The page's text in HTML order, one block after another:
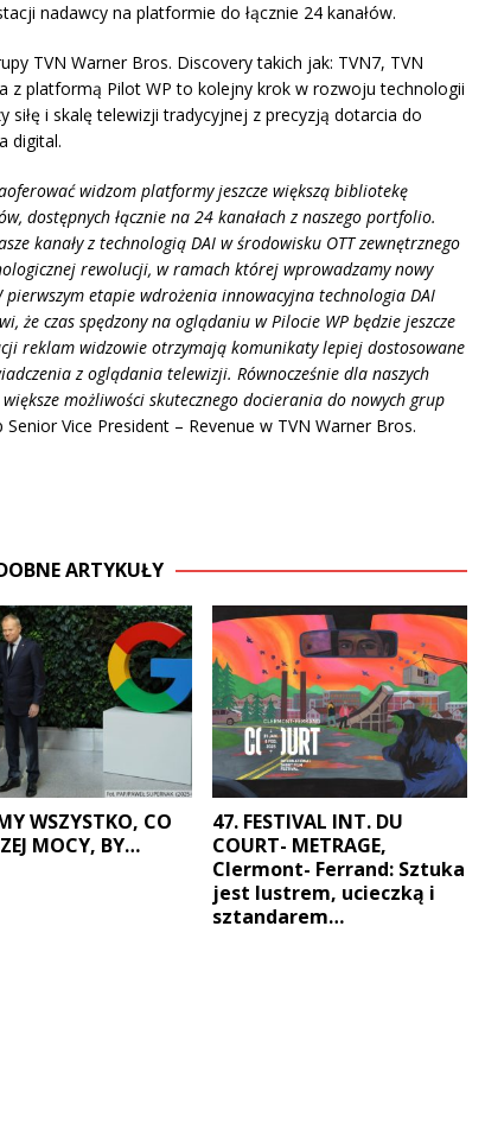
nadawcy na platformie do łącznie 24 kanałów.
TVN Warner Bros. Discovery takich jak: TVN7, TVN
z platformą Pilot WP to kolejny krok w rozwoju technologii
siłę i skalę telewizji tradycyjnej z precyzją dotarcia do
digital.
widzom platformy jeszcze większą bibliotekę
dostępnych łącznie na 24 kanałach z naszego portfolio.
kanały z technologią DAI w środowisku OTT zewnętrznego
rewolucji, w ramach której wprowadzamy nowy
etapie wdrożenia innowacyjna technologia DAI
że czas spędzony na oglądaniu w Pilocie WP będzie jeszcze
reklam widzowie otrzymają komunikaty lepiej dostosowane
z oglądania telewizji. Równocześnie dla naszych
możliwości skutecznego docierania do nowych grup
Vice President – Revenue w TVN Warner Bros.
ARTYKUŁY
WSZYSTKO, CO
MOCY, BY…
47. FESTIVAL INT. DU
COURT- METRAGE,
Clermont- Ferrand: Sztuka
jest lustrem, ucieczką i
sztandarem…